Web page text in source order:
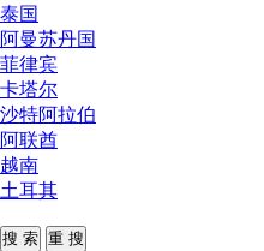
泰国
阿曼苏丹国
菲律宾
卡塔尔
沙特阿拉伯
阿联酋
越南
土耳其